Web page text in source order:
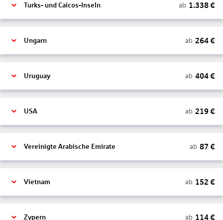
Turks- und Caicos-Inseln ab 1.338€
Ungarn ab 264€
Uruguay ab 404€
USA ab 219€
Vereinigte Arabische Emirate ab 87 €
Vietnam ab 152 €
Zypern ab 114€